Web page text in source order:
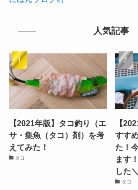
人気記事
【2021年版】タコ釣り（エ
サ・集魚（タコ）剤）を考
えてみた！
タコ
【
すす
た！
ます
した
タコ